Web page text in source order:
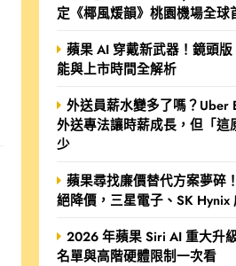
定《椰風煖韻》桃園機場全球
蘋果 AI 穿戴新武器！鏡頭
能與上市時間全解析
外送員薪水變多了嗎？Uber
外送專法讓時薪成長，但「這
少
蘋果尋找廉價替代方案夢碎
絕降價，三星電子、SK Hynix
2026 年蘋果 Siri AI 重大升
名單與高階硬體限制一次看